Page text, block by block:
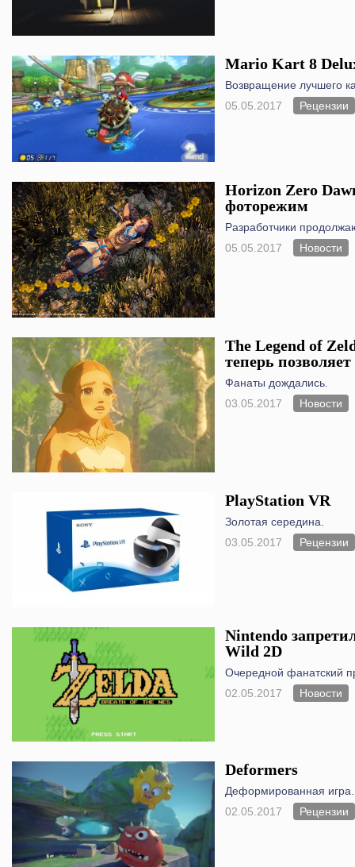
Mario Kart 8
Возвращение лучшего
05.05.2017
Рецензии
Horizon Zero
фоторежим
Разработчики
05.05.2017
Новости
The Legend of
теперь
Фанаты дождались.
03.05.2017
Новости
PlayStation VR
Золотая середина.
03.05.2017
Рецензии
Nintendo
Wild 2D
Очередной фанатский
02.05.2017
Новости
Deformers
Деформированная игра.
02.05.2017
Рецензии